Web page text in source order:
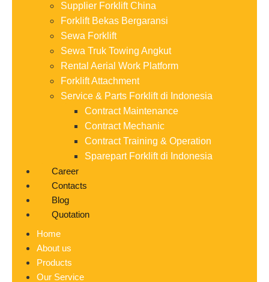
Supplier Forklift China
Forklift Bekas Bergaransi
Sewa Forklift
Sewa Truk Towing Angkut
Rental Aerial Work Platform
Forklift Attachment
Service & Parts Forklift di Indonesia
Contract Maintenance
Contract Mechanic
Contract Training & Operation
Sparepart Forklift di Indonesia
Career
Contacts
Blog
Quotation
Home
About us
Products
Our Service